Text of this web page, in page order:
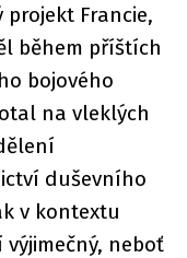
Francie,
během příštích
bojového
na vleklých
duševního
v kontextu
neboť